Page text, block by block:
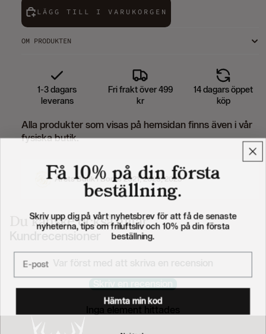
LÄGG TILL I VARUKORGEN
OM PRODUKTEN
1-3 dagars
leverans
Fri frakt över 499
kr
14 dagars öppet
köp
Alla produkter som visas på hemsidan finns även i vår
fysiska butik.
Årets Butik i Borås 2021, 2023, 2025
Du kanske också gillar
Kundrecensioner
Få 10% på din första
beställning.
Skriv upp dig på vårt nyhetsbrev för att få de senaste
nyheterna, tips om friluftsliv och 10% på din första
beställning.
Email
Hämta min kod